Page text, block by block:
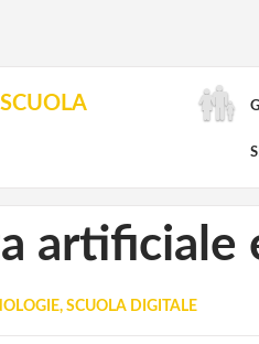
artificiale
SCUOLA DIGITALE